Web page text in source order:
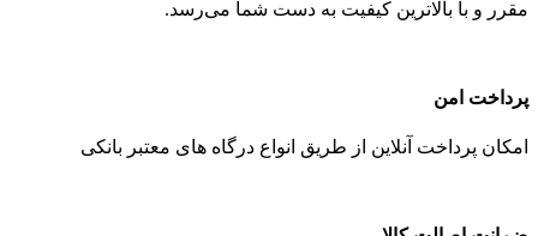
مقرر و با بالاترین کیفیت به دست شما می‌رسد.
پرداخت امن
امکان پرداخت آنلاین از طریق انواع درگاه های معتبر بانکی